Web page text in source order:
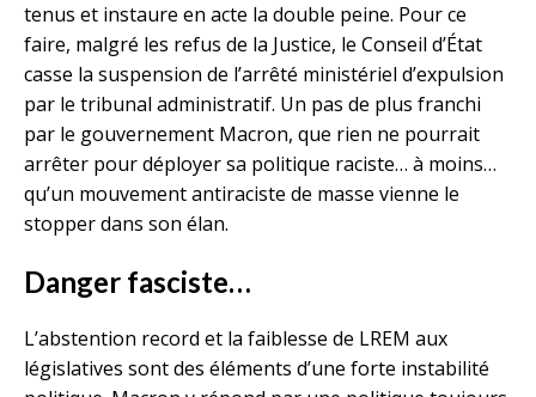
tenus et instaure en acte la double peine. Pour ce
faire, malgré les refus de la Justice, le Conseil d’État
casse la suspension de l’arrêté ministériel d’expulsion
par le tribunal administratif. Un pas de plus franchi
par le gouvernement Macron, que rien ne pourrait
arrêter pour déployer sa politique raciste… à moins…
qu’un mouvement antiraciste de masse vienne le
stopper dans son élan.
Danger fasciste…
L’abstention record et la faiblesse de LREM aux
législatives sont des éléments d’une forte instabilité